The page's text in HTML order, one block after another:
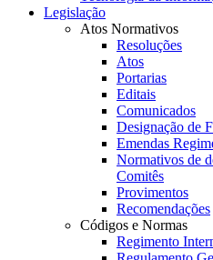
Legislação
Atos Normativos
Resoluções
Atos
Portarias
Editais
Comunicados
Designação de
Emendas
Normativos de
Comitês
Provimentos
Recomendações
Códigos e Normas
Regimento